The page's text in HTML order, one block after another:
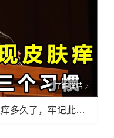
了解详情
凡是皮肤瘙痒1月以上，不管皮痒多久了，牢记此法，快！准！狠！